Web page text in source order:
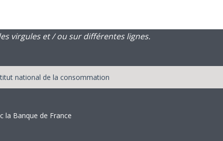
virgules et / ou sur différentes lignes.
la Banque de France